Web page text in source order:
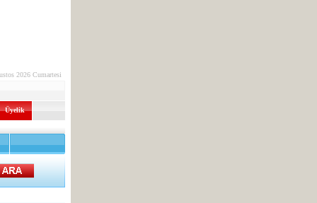
2026 Cumartesi
Üyelik